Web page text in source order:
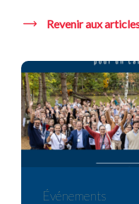
progression et de
cabinets d’experts-
Cabex : le
experts-
France
Revenir aux
Événements